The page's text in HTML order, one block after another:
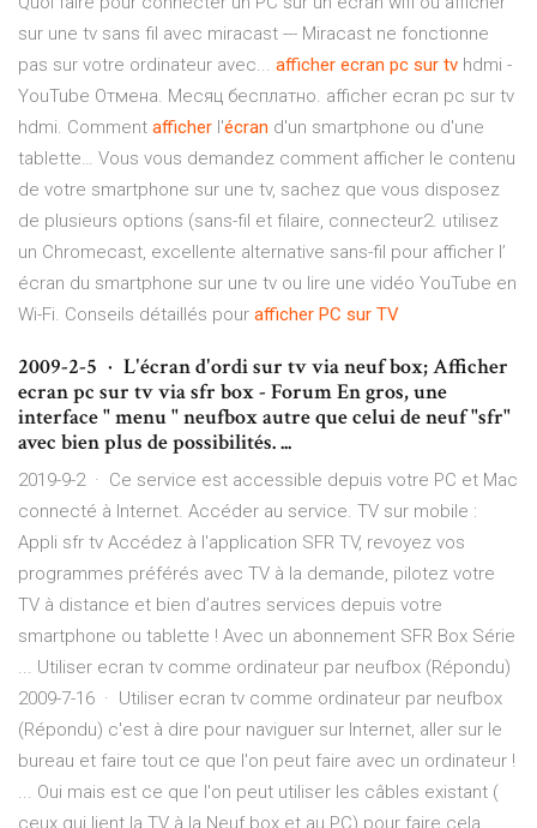
sur une tv sans fil avec miracast --- Miracast ne fonctionne
pas sur votre ordinateur avec... afficher ecran pc sur tv hdmi -
YouTube Отмена. Месяц бесплатно. afficher ecran pc sur tv
hdmi. Comment afficher l'écran d'un smartphone ou d'une
tablette… Vous vous demandez comment afficher le contenu
de votre smartphone sur une tv, sachez que vous disposez
de plusieurs options (sans-fil et filaire, connecteur2. utilisez
un Chromecast, excellente alternative sans-fil pour afficher l’
écran du smartphone sur une tv ou lire une vidéo YouTube en
Wi-Fi. Conseils détaillés pour afficher PC sur TV
2009-2-5 · L'écran d'ordi sur tv via neuf box; Afficher
ecran pc sur tv via sfr box - Forum En gros, une
interface " menu " neufbox autre que celui de neuf "sfr"
avec bien plus de possibilités. ...
2019-9-2 · Ce service est accessible depuis votre PC et Mac
connecté à Internet. Accéder au service. TV sur mobile :
Appli sfr tv Accédez à l'application SFR TV, revoyez vos
programmes préférés avec TV à la demande, pilotez votre
TV à distance et bien d’autres services depuis votre
smartphone ou tablette ! Avec un abonnement SFR Box Série
... Utiliser ecran tv comme ordinateur par neufbox (Répondu)
2009-7-16 · Utiliser ecran tv comme ordinateur par neufbox
(Répondu) c'est à dire pour naviguer sur Internet, aller sur le
bureau et faire tout ce que l'on peut faire avec un ordinateur !
... Oui mais est ce que l'on peut utiliser les câbles existant (